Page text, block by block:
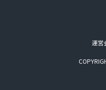
運営